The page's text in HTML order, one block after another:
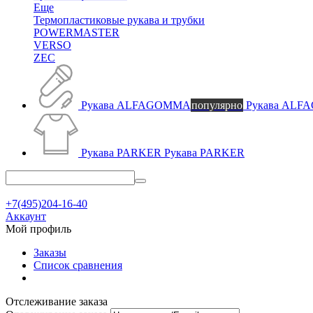
Еще
Термопластиковые рукава и трубки
POWERMASTER
VERSO
ZEC
Рукава ALFAGOMMAпопулярно Рукава
Рукава PARKER Рукава PARKER
+7(495)204-16-40
Аккаунт
Мой профиль
Заказы
Список сравнения
Отслеживание заказа